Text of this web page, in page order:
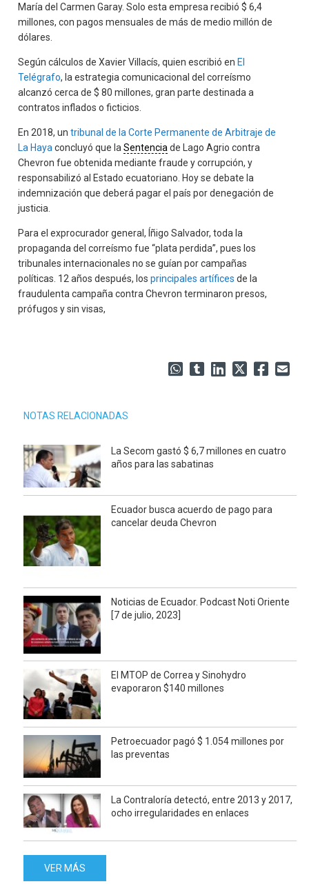
María del Carmen Garay. Solo esta empresa recibió $ 6,4
millones, con pagos mensuales de más de medio millón de
dólares.
Según cálculos de Xavier Villacís, quien escribió enEl
Telégrafo, la estrategia comunicacional del correísmo
alcanzó cerca de $ 80 millones, gran parte destinada a
contratos inflados o ficticios.
En 2018, un tribunal de la Corte Permanente de Arbitraje de
La Haya concluyó que laSentencia de Lago Agrio contra
Chevron fue obtenida mediante fraude y corrupción, y
responsabilizó al Estado ecuatoriano. Hoy se debate la
indemnización que deberá pagar el país por denegación de
justicia.
Para el exprocurador general, Íñigo Salvador, toda la
propaganda del correísmo fue “plata perdida”, pues los
tribunales internacionales no se guían por campañas
políticas. 12 años después, losprincipales artífices de la
fraudulenta campaña contra Chevron terminaron presos,
prófugos y sin visas,
NOTAS RELACIONADAS
La Secom gastó $ 6,7 millones en cuatro
años para las sabatinas
Ecuador busca acuerdo de pago para
cancelar deuda Chevron
Noticias de Ecuador. Podcast Noti Oriente
[7 de julio, 2023]
El MTOP de Correa y Sinohydro
evaporaron $140 millones
Petroecuador pagó $ 1.054 millones por
las preventas
La Contraloría detectó, entre 2013 y 2017,
ocho irregularidades en enlaces
VER MÁS